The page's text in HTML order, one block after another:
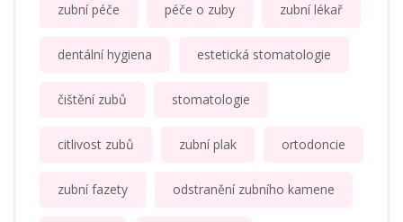
zubní péče péče o zuby zubní lékař
dentální hygiena estetická stomatologie
čištění zubů stomatologie
citlivost zubů zubní plak ortodoncie
zubní fazety odstranění zubního kamene